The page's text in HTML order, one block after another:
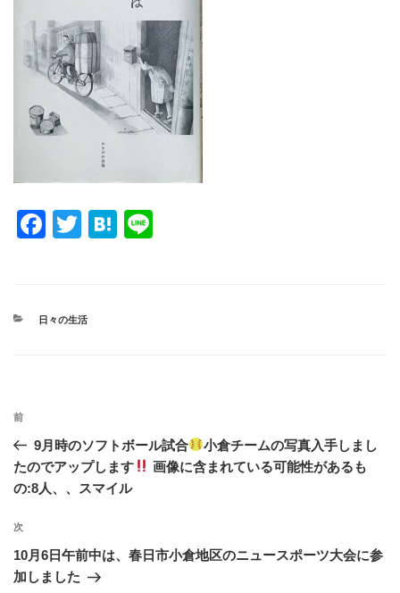
F
e
T
er
H
カ
日々の生活
投
ナ
ビ
ー
シ
ョ
過
去
の
投
前
9月時のソフトボール試合
小倉チームの写真入手しまし
たのでアップします
画像に含まれている可能性があるも
の:8人、、スマイル
次
の
投
次
10月6日午前中は、春日市小倉地区のニュースポーツ大会に参
加しました